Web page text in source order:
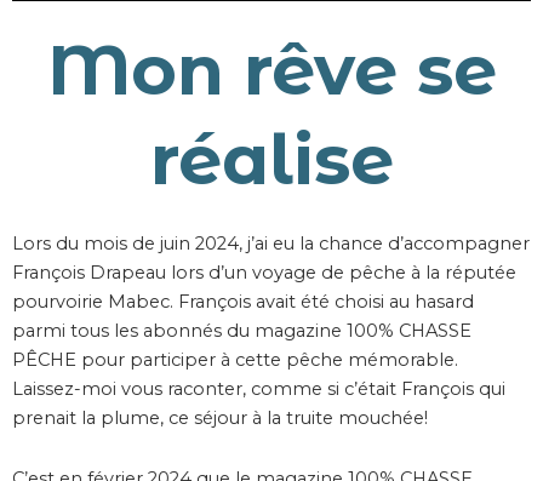
Mon rêve se
réalise
Lors du mois de juin 2024, j’ai eu la chance d’accompagner
François Drapeau lors d’un voyage de pêche à la réputée
pourvoirie Mabec. François avait été choisi au hasard
parmi tous les abonnés du magazine 100% CHASSE
PÊCHE pour participer à cette pêche mémorable.
Laissez-moi vous raconter, comme si c’était François qui
prenait la plume, ce séjour à la truite mouchée!